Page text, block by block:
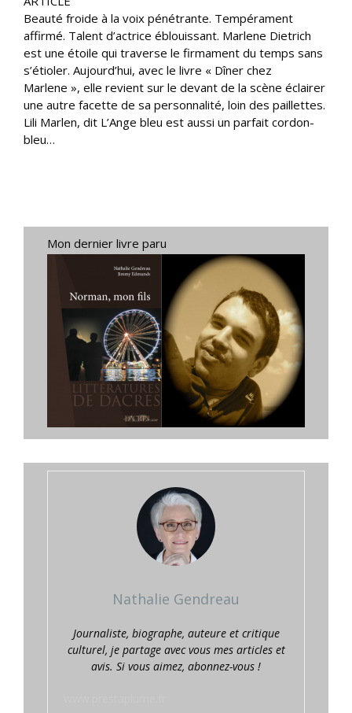
Beauté froide à la voix pénétrante. Tempérament
affirmé. Talent d’actrice éblouissant. Marlene Dietrich
est une étoile qui traverse le firmament du temps sans
s’étioler. Aujourd’hui, avec le livre « Dîner chez
Marlene », elle revient sur le devant de la scène éclairer
une autre facette de sa personnalité, loin des paillettes.
Lili Marlen, dit L’Ange bleu est aussi un parfait cordon-
bleu…
Mon dernier livre paru
Nathalie Gendreau
Journaliste, biographe, auteure et critique
culturel, je partage avec vous mes articles et
avis. Si vous aimez, abonnez-vous !